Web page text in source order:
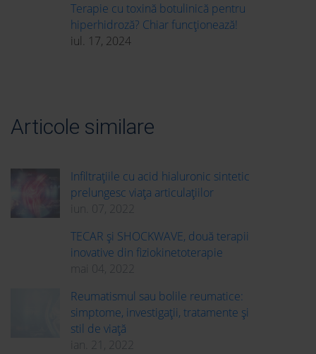
Terapie cu toxină botulinică pentru
hiperhidroză? Chiar funcționează!
iul. 17, 2024
Articole similare
Infiltrațiile cu acid hialuronic sintetic
prelungesc viața articulațiilor
iun. 07, 2022
TECAR și SHOCKWAVE, două terapii
inovative din fiziokinetoterapie
mai 04, 2022
Reumatismul sau bolile reumatice:
simptome, investigații, tratamente și
stil de viață
ian. 21, 2022